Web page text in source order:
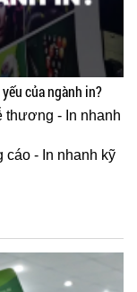
của ngành in?
thương - In nhanh
cáo - In nhanh kỹ